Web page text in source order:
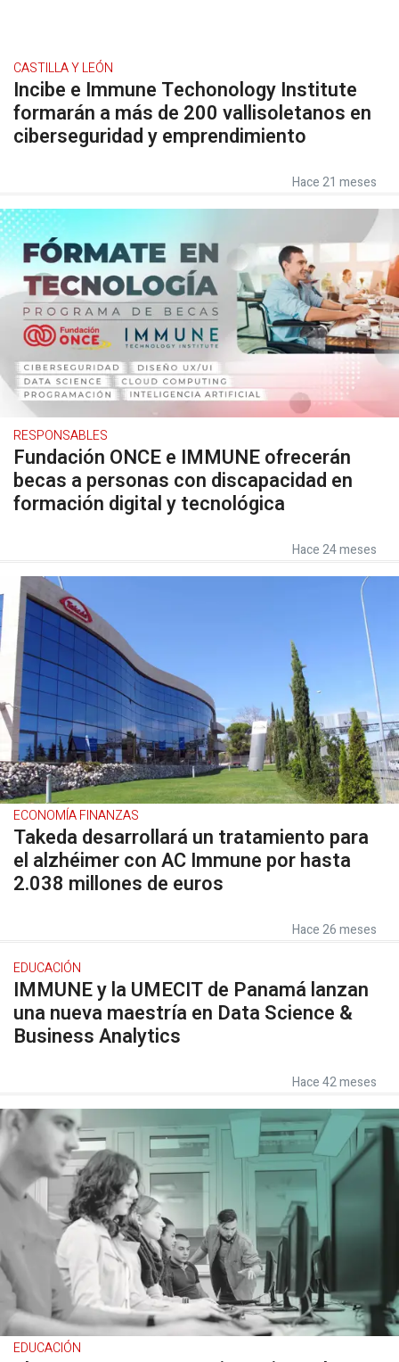
CASTILLA Y LEÓN
Incibe e Immune Techonology Institute
formarán a más de 200 vallisoletanos en
ciberseguridad y emprendimiento
Hace 21 meses
RESPONSABLES
Fundación ONCE e IMMUNE ofrecerán
becas a personas con discapacidad en
formación digital y tecnológica
Hace 24 meses
ECONOMÍA FINANZAS
Takeda desarrollará un tratamiento para
el alzhéimer con AC Immune por hasta
2.038 millones de euros
Hace 26 meses
EDUCACIÓN
IMMUNE y la UMECIT de Panamá lanzan
una nueva maestría en Data Science &
Business Analytics
Hace 42 meses
EDUCACIÓN